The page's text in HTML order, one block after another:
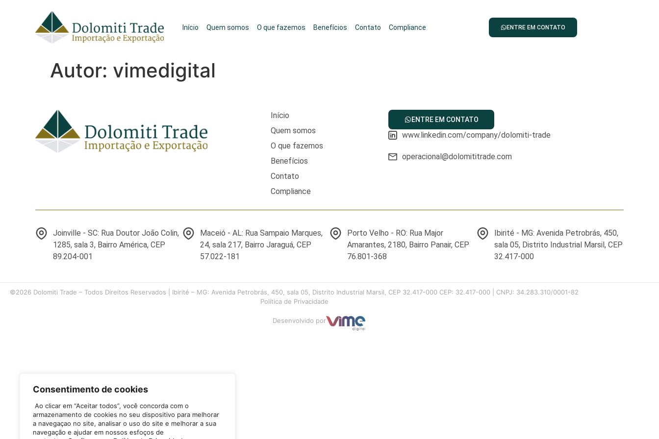
Consentimento de cookies
Ao clicar em “Aceitar todos”, você concorda com o
armazenamento de cookies no seu dispositivo para melhorar
a navegaçao no site, analisar o uso do site e melhorar a sua
navegação e ajudar em nossos esfoços de
Início Quem somos O que fazemos Benefícios Contato Compliance ENTRE EM CONTATO
Autor: vimedigital
Início
Quem somos
O que fazemos
Benefícios
Contato
Compliance
ENTRE EM CONTATO
www.linkedin.com/company/dolomiti-trade
operacional@dolomititrade.com
Joinville - SC: Rua Doutor João Colin,
1285, sala 3, Bairro América, CEP
89.204-001
Maceió - AL: Rua Sampaio Marques,
24, sala 217, Bairro Jaraguá, CEP
57.022-181
Porto Velho - RO: Rua Major
Amarantes, 2180, Bairro Panair, CEP
76.801-368
Ibirité - MG: Avenida Petrobrás, 450,
sala 05, Distrito Industrial Marsil, CEP
32.417-000
©2026 Dolomiti Trade – Todos Direitos Reservados | Ibirité – MG: Avenida Petrobrás, 450, sala 05, Distrito Industrial Marsil, CEP 32.417-000 CEP: 32.417-000 | CNPJ: 34.283.310/0001-82
Política de Privacidade
Desenvolvido por